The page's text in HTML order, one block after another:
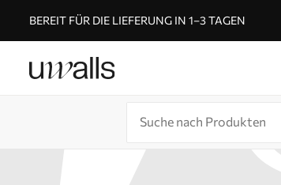
BEREIT FÜR DIE LIEFERUNG IN 1–3 TAGEN